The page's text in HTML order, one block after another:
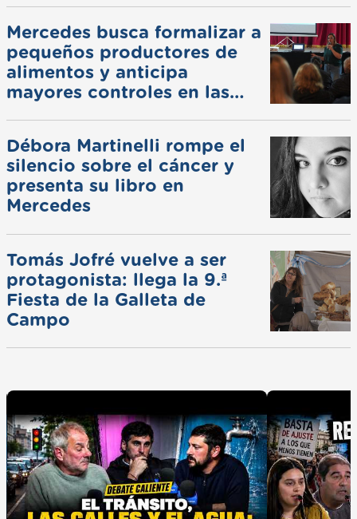
Mercedes busca formalizar a
pequeños productores de
alimentos y anticipa
mayores controles en las
Débora Martinelli rompe el
silencio sobre el cáncer y
presenta su libro en
Mercedes
Tomás Jofré vuelve a ser
protagonista: llega la 9.ª
Fiesta de la Galleta de
Campo